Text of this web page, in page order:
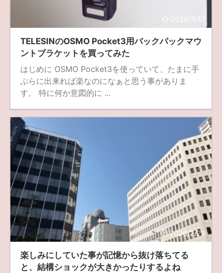
GR III
LUMIX GF9 LUMIX L10 LUMIX S1 LUMIX S9
M(Typ240) minolta MX nikki Nikon
OLYMPUS om-1 II OM-3
osmo osmo action3 panasonic pc
PEN E-P7
psobb ricoh sound
TAMRON TG-6 VILTROX X-T2
X100F X half Xperia1VI Z-1
Z5 Z6II Z9 Z30 Z50II Zf Zfc
ZV-1 II α1 II α7CR α6700 フィルムカメラ
フォクトレンダー ライカIIf ライカM4 ライカM10
2026/3/12
TELESINのOSMO Pocket3用バックパックマウ
ントブラケットを買ってみた
はじめに OSMO Pocket3を使っていて、たまに手
ぶらに出来れば楽なのになぁと思う事がありま
す。 特に何か意図的に ...
2026/2/23
楽しみにしていた事が記憶から抜け落ちてる
と、結構ショックが大きかったりするよね